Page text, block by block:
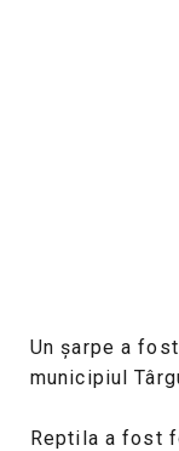
Un șarpe a
municipiul
Reptila a fost